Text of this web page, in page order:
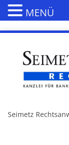
Seimetz
MENÜ